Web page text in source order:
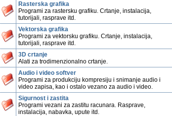
Rasterska grafika
Programi za rastersku grafiku. Crtanje, instalacija,
tutorijali, rasprave itd.
Vektorska grafika
Programi za vektorsku grafiku. Crtanje, instalacija,
tutorijali, rasprave itd.
3D crtanje
Alati za trodimenzionalno crtanje.
Audio i video softver
Programi za produkciju kompresiju i snimanje audio i
video zapisa, kao i ostalo vezano za audio i video.
Sigurnost i zastita
Programi vezani za zastitu racunara. Rasprave,
instalacija, nabavka, upute itd.